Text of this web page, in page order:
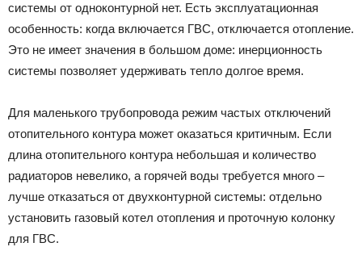
системы от одноконтурной нет. Есть эксплуатационная
особенность: когда включается ГВС, отключается отопление.
Это не имеет значения в большом доме: инерционность
системы позволяет удерживать тепло долгое время.
Для маленького трубопровода режим частых отключений
отопительного контура может оказаться критичным. Если
длина отопительного контура небольшая и количество
радиаторов невелико, а горячей воды требуется много –
лучше отказаться от двухконтурной системы: отдельно
установить газовый котел отопления и проточную колонку
для ГВС.